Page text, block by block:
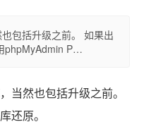
包括升级之前。 如果出
phpMyAdmin P…
当然也包括升级之前。
还原。